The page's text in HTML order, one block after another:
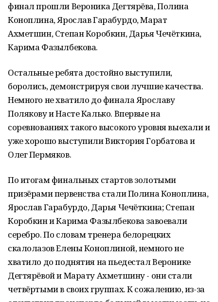
финал прошли Вероника Дегтярёва, Полина
Коноплина, Ярослав Гарабурдо, Марат
Ахметшин, Степан Коробкин, Дарья Чечёткина,
Карима Фазылбекова.
Остальные ребята достойно выступили,
боролись, демонстрируя свои лучшие качества.
Немного не хватило до финала Ярославу
Полякову и Насте Калько. Впервые на
соревнованиях такого высокого уровня выехали и
уже хорошо выступили Виктория Горбатова и
Олег Пермяков.
По итогам финальных стартов золотыми
призёрами первенства стали Полина Коноплина,
Ярослав Гарабурдо, Дарья Чечёткина; Степан
Коробкин и Карима Фазылбекова завоевали
серебро. По словам тренера белорецких
скалолазов Елены Коноплиной, немного не
хватило до поднятия на пьедестал Веронике
Дегтярёвой и Марату Ахметшину - они стали
четвёртыми в своих группах. К сожалению, из-за